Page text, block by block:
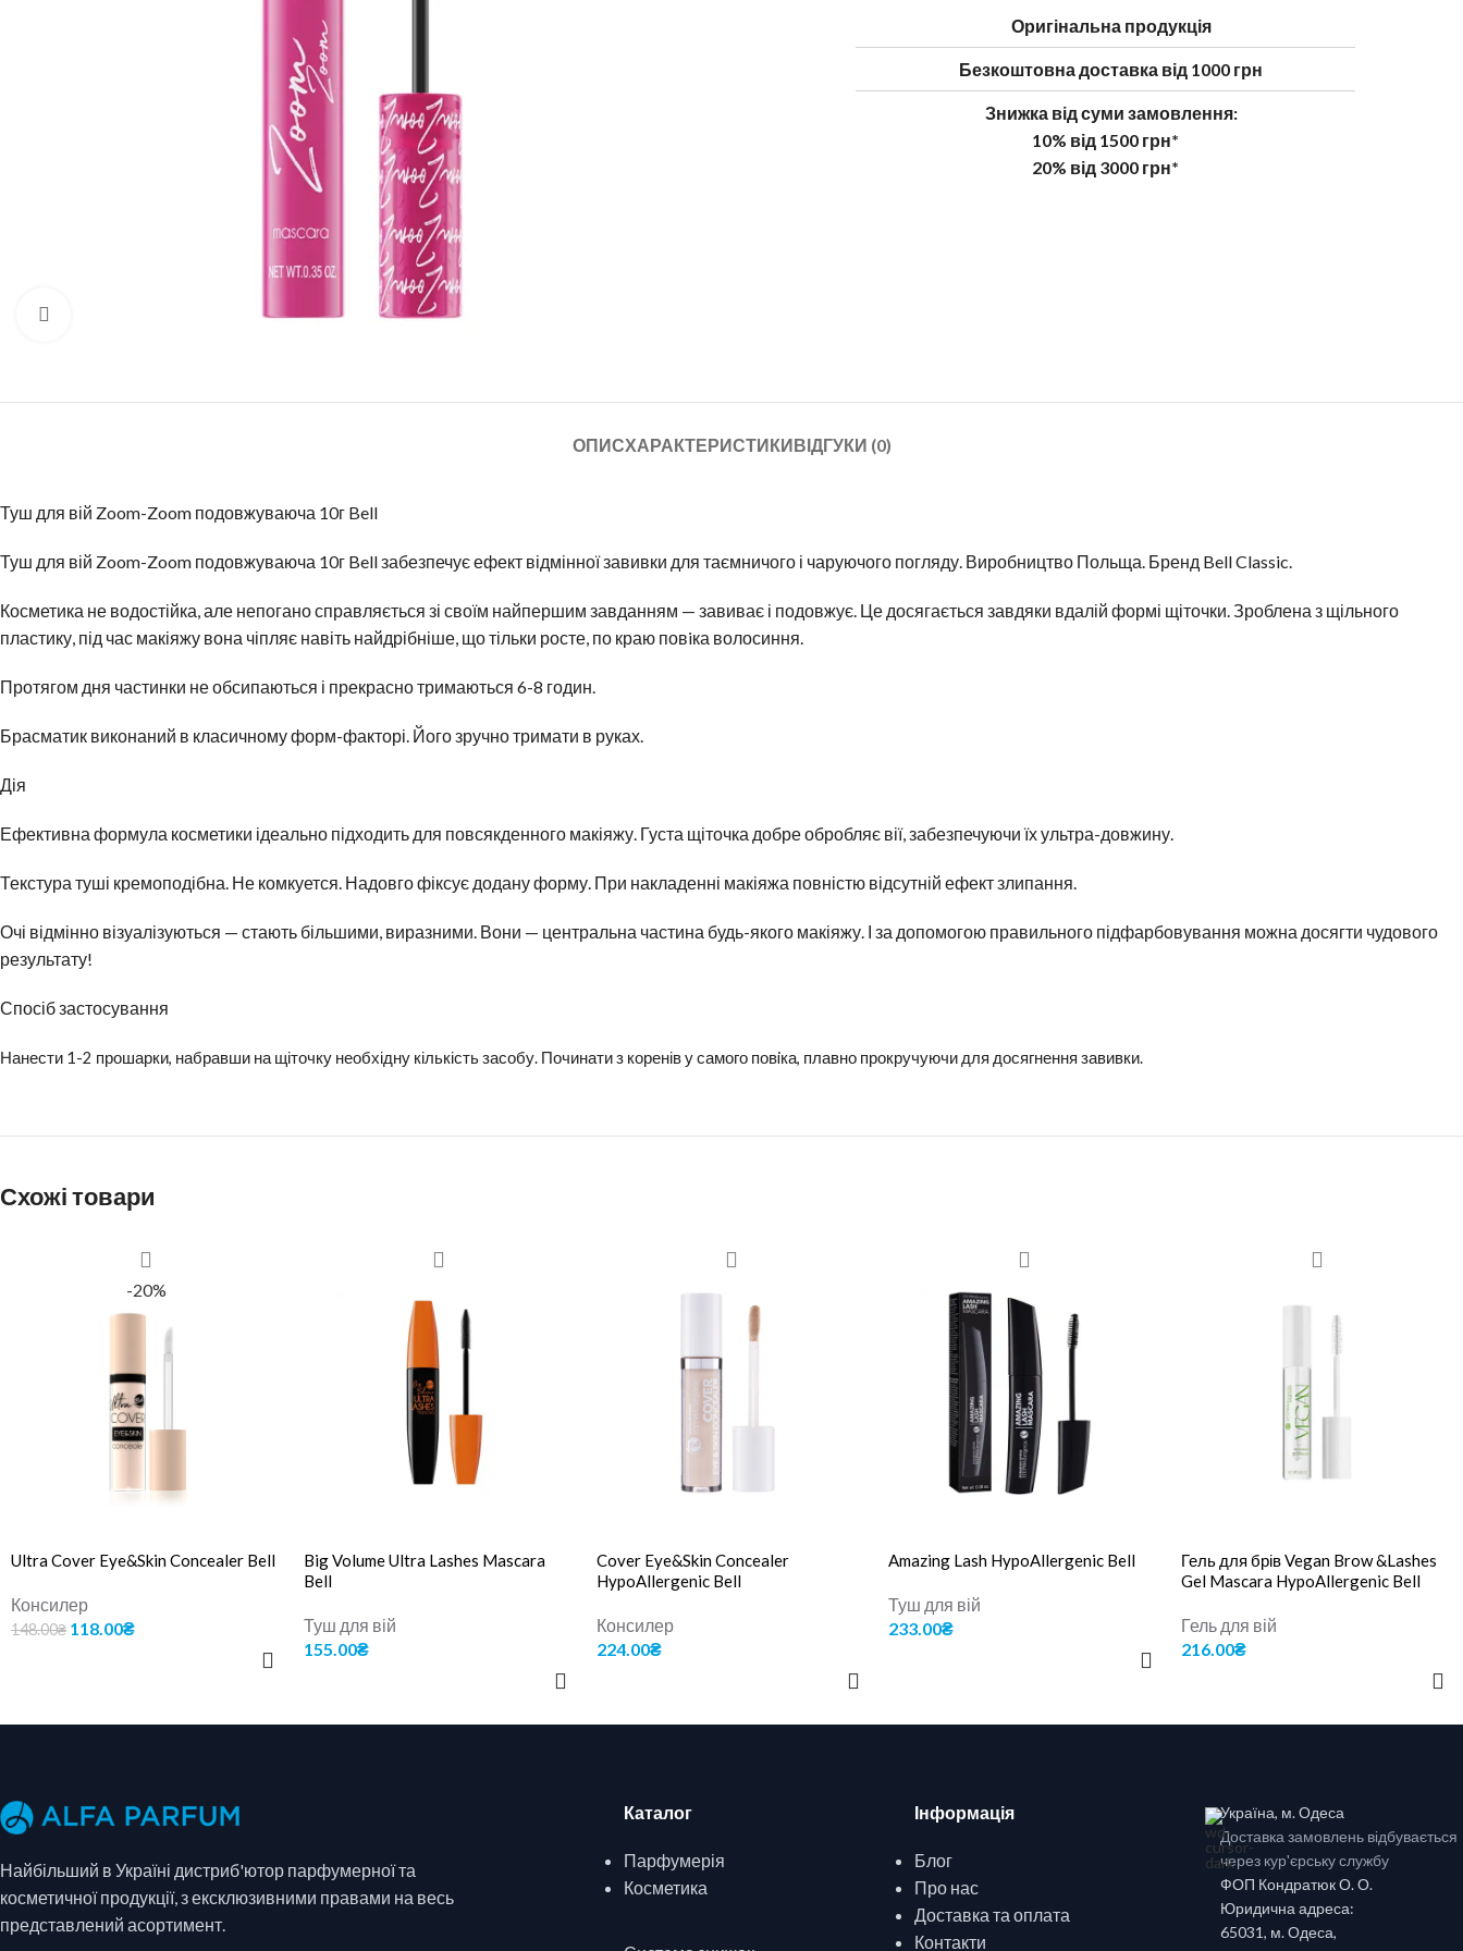
Натисніть, щоб збільшити
Оригінальна продукція
Безкоштовна доставка від 1000 грн
Знижка від суми замовлення:
10% від 1500 грн*
20% від 3000 грн*
ОПИСХАРАКТЕРИСТИКИВІДГУКИ (0)
Туш для вій Zoom-Zoom подовжуваюча 10г Bell
Туш для вій Zoom-Zoom подовжуваюча 10г Bell забезпечує ефект відмінної завивки для таємничого і чаруючого погляду. Виробництво Польща. Бренд Bell Classic.
Косметика не водостійка, але непогано справляється зі своїм найпершим завданням — завиває і подовжує. Це досягається завдяки вдалій формі щіточки. Зроблена з щільного
пластику, під час макіяжу вона чіпляє навіть найдрібніше, що тільки росте, по краю повiка волосиння.
Протягом дня частинки не обсипаються і прекрасно тримаються 6-8 годин.
Брасматик виконаний в класичному форм-факторі. Його зручно тримати в руках.
Дія
Ефективна формула косметики ідеально підходить для повсякденного макіяжу. Густа щіточка добре обробляє вії, забезпечуючи їх ультра-довжину.
Текстура туші кремоподібна. Не комкуется. Надовго фіксує додану форму. При накладенні макіяжа повністю відсутній ефект злипання.
Очі відмінно візуалізуються — стають більшими, виразними. Вони — центральна частина будь-якого макіяжу. І за допомогою правильного підфарбовування можна досягти чудового
результату!
Спосіб застосування
Нанести 1-2 прошарки, набравши на щіточку необхідну кількість засобу. Починати з коренів у самого повiка, плавно прокручуючи для досягнення завивки.
Схожі товари
-20%
Ultra Cover Eye&Skin Concealer Bell
Консилер
148.00₴ 118.00₴
Big Volume Ultra Lashes Mascara
Bell
Туш для вій
155.00₴
Cover Eye&Skin Concealer
HypoAllergenic Bell
Консилер
224.00₴
Amazing Lash HypoAllergenic Bell
Туш для вій
233.00₴
Гель для брів Vegan Brow &Lashes
Gel Mascara HypoAllergenic Bell
Гель для вій
216.00₴
Найбільший в Україні дистриб'ютор парфумерної та
косметичної продукції, з ексклюзивними правами на весь
представлений асортимент.
Каталог
Парфумерія
Косметика
Інформація
Блог
Про нас
Доставка та оплата
Контакти
Україна, м. Одеса
Доставка замовлень відбувається
через кур'єрську службу
ФОП Кондратюк О. О.
Юридична адреса:
65031, м. Одеса,